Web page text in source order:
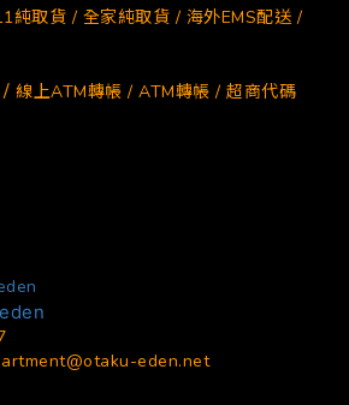
純取貨 / 全家純取貨 / 海外EMS配送 /
線上ATM轉帳 / ATM轉帳 / 超商代碼
eden.net